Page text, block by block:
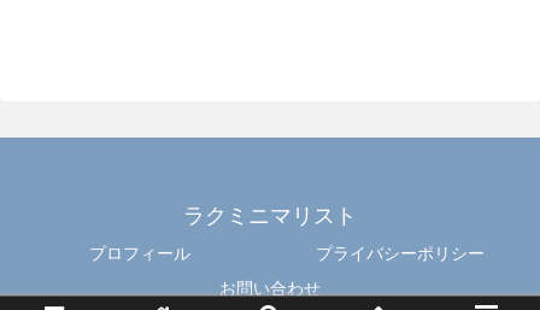
ラクミニマリスト
プロフィール
プライバシーポリシー
お問い合わせ